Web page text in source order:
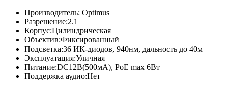
Производитель: Optimus
Разрешение:2.1
Корпус:Цилиндрическая
Объектив:Фиксированный
Подсветка:36 ИК-диодов, 940нм, дальность до 40м
Эксплуатация:Уличная
Питание:DC12В(500мА), PoE max 6Вт
Поддержка аудио:Нет